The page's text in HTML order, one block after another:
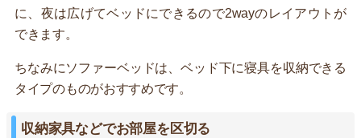
に、夜は広げてベッドにできるので2wayのレイアウトが
できます。
ちなみにソファーベッドは、ベッド下に寝具を収納できる
タイプのものがおすすめです。
収納家具などでお部屋を区切る